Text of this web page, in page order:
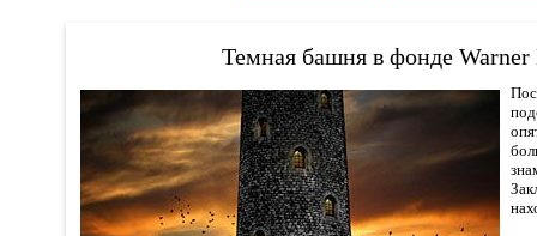
Темная башня в фонде Warner